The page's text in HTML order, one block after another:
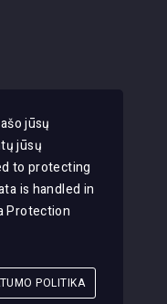
Vilnius
jūsų
jūsų
to protecting
is handled in
Protection
POLITIKA